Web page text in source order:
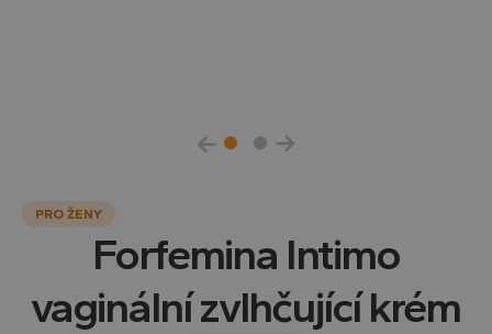
PRO ŽENY
Forfemina Intimo
vaginální zvlhčující krém